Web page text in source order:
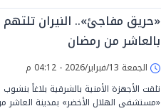
«حريق مفاجئ».. النيران
بالعاشر من رمضان
الجمعة 13/فبراير/2026 - 04:12 م
تلقت الأجهزة الأمنية بالشرقية بلاغاً
«مستشفى الهلال الأخضر» بمدينة العاشر